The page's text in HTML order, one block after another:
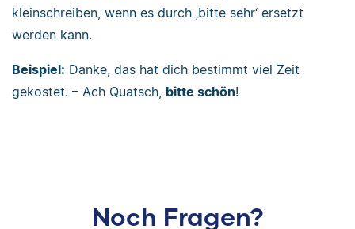
kleinschreiben, wenn es durch ‚bitte sehr‘ ersetzt
werden kann.
Beispiel: Danke, das hat dich bestimmt viel Zeit
gekostet. – Ach Quatsch, bitte schön!
Noch Fragen?